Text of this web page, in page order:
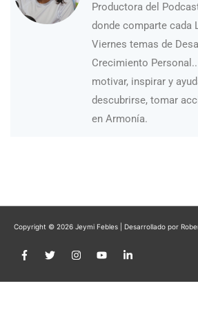
Productora del
donde comparte cada
Viernes temas de
Crecimiento
motivar, inspirar y
descubrirse, tomar
en Armonía.
Copyright © 2026 Jeymi Febles | Desarrollado por